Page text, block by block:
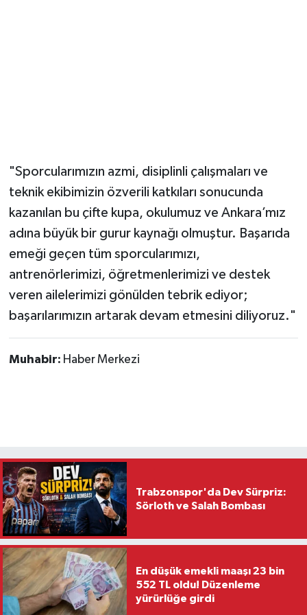
​"Sporcularımızın azmi, disiplinli çalışmaları ve
teknik ekibimizin özverili katkıları sonucunda
kazanılan bu çifte kupa, okulumuz ve Ankara’mız
adına büyük bir gurur kaynağı olmuştur. Başarıda
emeği geçen tüm sporcularımızı,
antrenörlerimizi, öğretmenlerimizi ve destek
veren ailelerimizi gönülden tebrik ediyor;
başarılarımızın artarak devam etmesini diliyoruz."
Muhabir: Haber Merkezi
Trabzonspor'da Dev Sürpriz:
Sörloth ve Salah Bombası
En düşük emekli maaşı 23 bin
552 TL oldu! Düzenleme
yürürlüğe girdi